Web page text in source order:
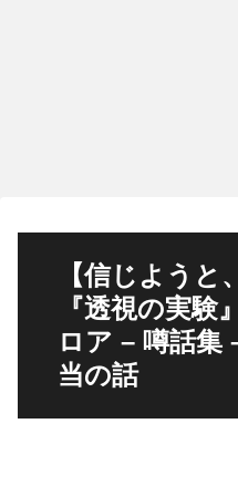
【信じようと
『透視の実験
ロア – 噂話集
当の話